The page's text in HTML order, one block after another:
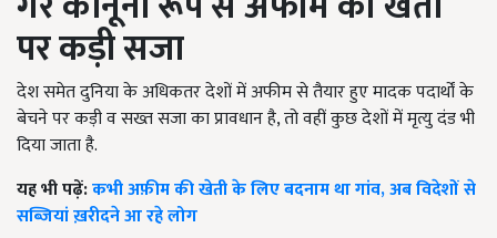
पर कड़ी सजा
देश समेत दुनिया के अधिकतर देशों में अफीम से तैयार हुए मादक पदार्थों के
बेचने पर कड़ी व सख्त सजा का प्रावधान है, तो वहीं कुछ देशों में मृत्यु दंड भी
दिया जाता है.
यह भी पढ़ें:कभी अफ़ीम की खेती के लिए बदनाम था गांव, अब विदेशों से
सब्ज़ियां ख़रीदने आ रहे लोग